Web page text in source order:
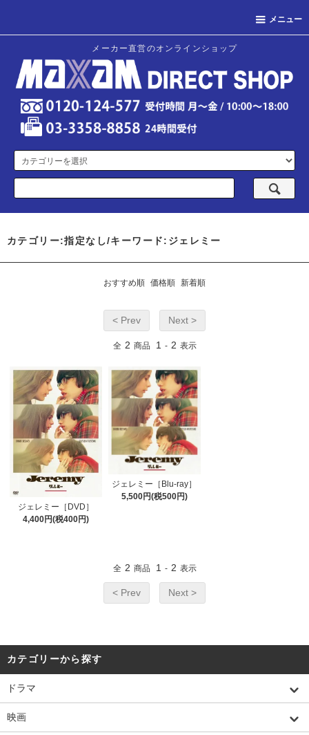
メニュー
メーカー直営のオンラインショップ
カテゴリー:指定なし/キーワード:ジェレミー
おすすめ順 価格順 新着順
< Prev Next >
全 2 商品 1 - 2 表示
ジェレミー［DVD］
4,400円(税400円)
ジェレミー［Blu-ray］
5,500円(税500円)
全 2 商品 1 - 2 表示
< Prev Next >
カテゴリーから探す
ドラマ
映画